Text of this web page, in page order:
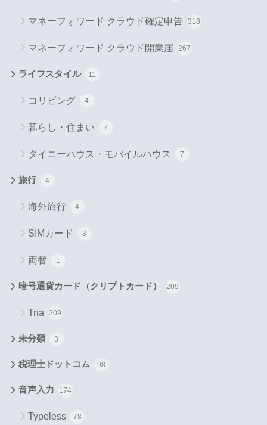
マネーフォワード クラウド確定申告 318
マネーフォワード クラウド開業届 267
ライフスタイル 11
コリビング 4
暮らし・住まい 7
タイニーハウス・モバイルハウス 7
旅行 4
海外旅行 4
SIMカード 3
両替 1
暗号通貨カード（クリプトカード） 209
Tria 209
未分類 3
税理士ドットコム 98
音声入力 174
Typeless 78